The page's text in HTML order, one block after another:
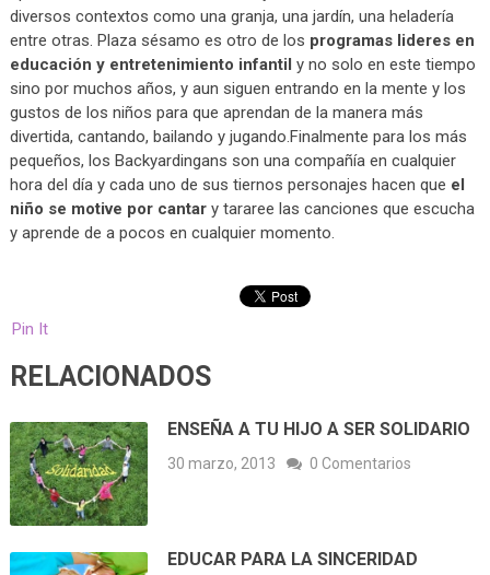
diversos contextos como una granja, una jardín, una heladería
entre otras. Plaza sésamo es otro de los programas lideres en
educación y entretenimiento infantil y no solo en este tiempo
sino por muchos años, y aun siguen entrando en la mente y los
gustos de los niños para que aprendan de la manera más
divertida, cantando, bailando y jugando.Finalmente para los más
pequeños, los Backyardingans son una compañía en cualquier
hora del día y cada uno de sus tiernos personajes hacen que el
niño se motive por cantary tararee las canciones que escucha
y aprende de a pocos en cualquier momento.
Pin It
RELACIONADOS
ENSEÑA A TU HIJO A SER SOLIDARIO
30 marzo, 2013 0 Comentarios
EDUCAR PARA LA SINCERIDAD